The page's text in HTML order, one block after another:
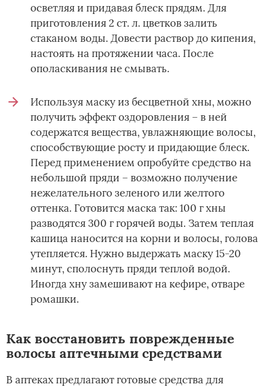
осветляя и придавая блеск прядям. Для
приготовления 2 ст. л. цветков залить
стаканом воды. Довести раствор до кипения,
настоять на протяжении часа. После
ополаскивания не смывать.
Используя маску из бесцветной хны, можно
получить эффект оздоровления – в ней
содержатся вещества, увлажняющие волосы,
способствующие росту и придающие блеск.
Перед применением опробуйте средство на
небольшой пряди – возможно получение
нежелательного зеленого или желтого
оттенка. Готовится маска так: 100 г хны
разводятся 300 г горячей воды. Затем теплая
кашица наносится на корни и волосы, голова
утепляется. Нужно выдержать маску 15-20
минут, сполоснуть пряди теплой водой.
Иногда хну замешивают на кефире, отваре
ромашки.
Как восстановить поврежденные
волосы аптечными средствами
В аптеках предлагают готовые средства для